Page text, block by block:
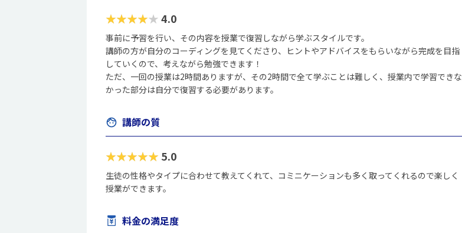
★★★★★4.0
事前に予習を行い、その内容を授業で復習しながら学ぶスタイルです。
講師の方が自分のコーディングを見てくださり、ヒントやアドバイスをもらいながら完成を目指
していくので、考えながら勉強できます！
ただ、一回の授業は2時間ありますが、その2時間で全て学ぶことは難しく、授業内で学習できな
かった部分は自分で復習する必要があります。
講師の質
★★★★★ 5.0
生徒の性格やタイプに合わせて教えてくれて、コミニケーションも多く取ってくれるので楽しく
授業ができます。
料金の満足度